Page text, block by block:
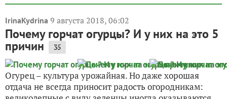
IrinaKydrina 9 августа 2018, 06:02
Почему горчат огурцы? И у них на это 5
причин 35
Огурец – культура урожайная. Но даже хорошая
отдача не всегда приносит радость огородникам: